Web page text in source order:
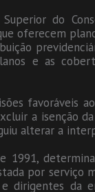
do
oferecem
e as
favoráveis
a isenção
alterar a
1991,
por serviço
dirigentes da